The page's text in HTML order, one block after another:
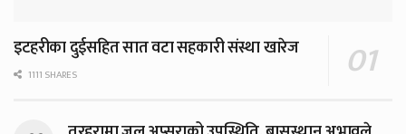
इटहरीका दुईसहित सात वटा सहकारी संस्था खारेज
1111 SHARES